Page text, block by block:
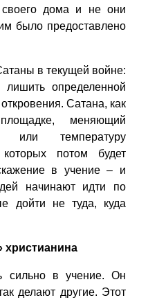
дома и не они
было предоставлено
в текущей войне:
лишить определенной
Сатана, как
меняющий
или температуру
потом будет
в учение – и
начинают идти по
дойти не туда, куда
христианина
сильно в учение. Он
делают другие. Этот